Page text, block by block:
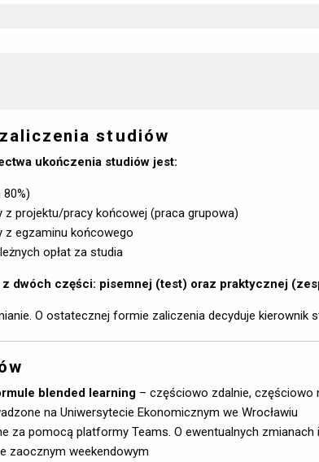
studiów
ukończenia studiów jest:
z projektu/pracy końcowej (praca grupowa)
z egzaminu końcowego
opłat za studia
z dwóch części: pisemnej (test) oraz praktycznej
O ostatecznej formie zaliczenia decyduje kierownik
blended learning – częściowo zdalnie, częściowo
na Uniwersytecie Ekonomicznym we Wrocławiu
za pomocą platformy Teams. O ewentualnych
zaocznym weekendowym